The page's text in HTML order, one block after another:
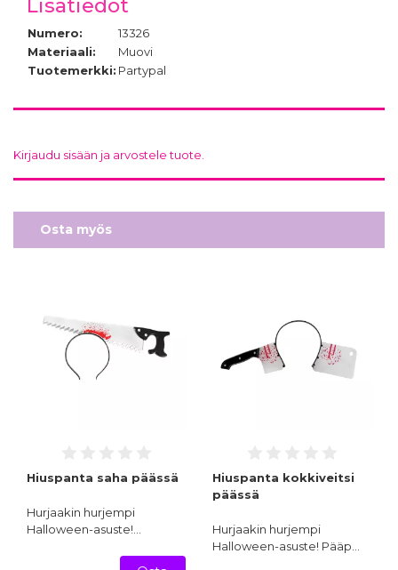
Lisätiedot
Numero:
13326
Materiaali:
Muovi
Tuotemerkki: Partypal
Kirjaudu sisään ja arvostele tuote.
Osta myös
Hiuspanta saha päässä
Hurjaakin hurjempi
Halloween-asuste!…
Hiuspanta kokkiveitsi
päässä
Hurjaakin hurjempi
Halloween-asuste! Pääp…